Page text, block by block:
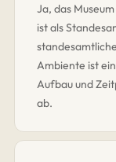
Ja, das
ist als
Ambiente ist
Aufbau und
ab.